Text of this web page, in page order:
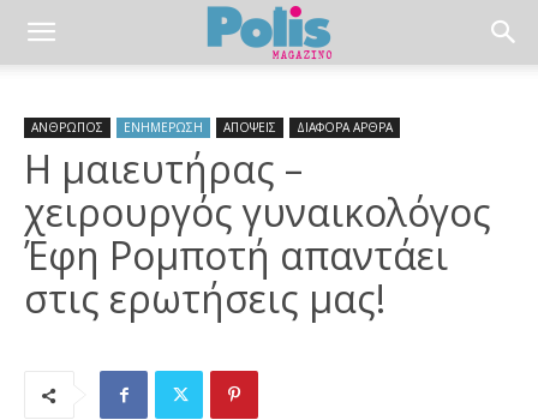
ΑΝΘΡΩΠΟΣ ΕΝΗΜΕΡΩΣΗ ΑΠΟΨΕΙΣ ΔΙΑΦΟΡΑ ΑΡΘΡΑ
Η μαιευτήρας –
χειρουργός γυναικολόγος
Έφη Ρομποτή απαντάει
στις ερωτήσεις μας!